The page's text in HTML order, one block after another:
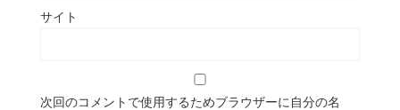
サイト
次回のコメントで使用するためブラウザーに自分の名